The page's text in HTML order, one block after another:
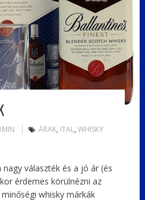
ÁRAK, ITAL, WHISKY
választék és a jó ár (és
érdemes körülnézni az
whisky márkák